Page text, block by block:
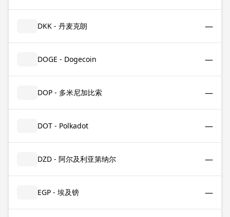
DKK - 丹麦克朗 —
DOGE - Dogecoin —
DOP - 多米尼加比索 —
DOT - Polkadot —
DZD - 阿尔及利亚第纳尔 —
EGP - 埃及镑 —